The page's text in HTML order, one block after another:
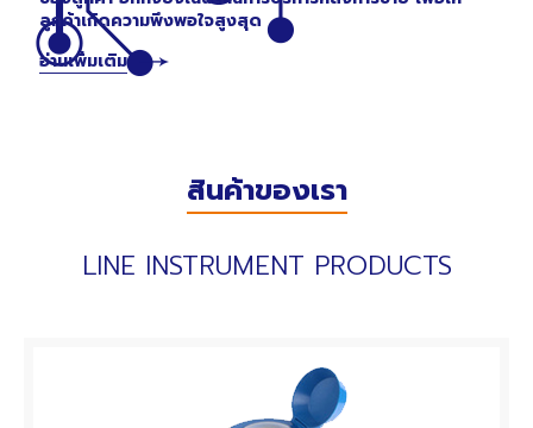
ลูกค้าเกิดความพึงพอใจสูงสุด
อ่านเพิ่มเติม
สินค้าของเรา
LINE INSTRUMENT PRODUCTS